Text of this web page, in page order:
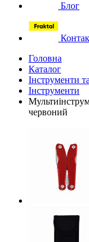
Блог
Головна
Каталог
Інструменти
Інструменти
червоний